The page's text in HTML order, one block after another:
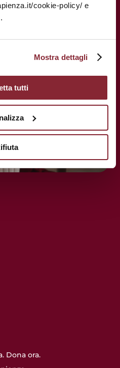
cookie-policy/ e
Mostra dettagli
tutti
Una storia
del tuo futuro.
Dona ora.